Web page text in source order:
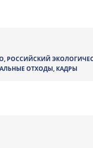
, РОССИЙСКИЙ
ОТХОДЫ, КАДРЫ